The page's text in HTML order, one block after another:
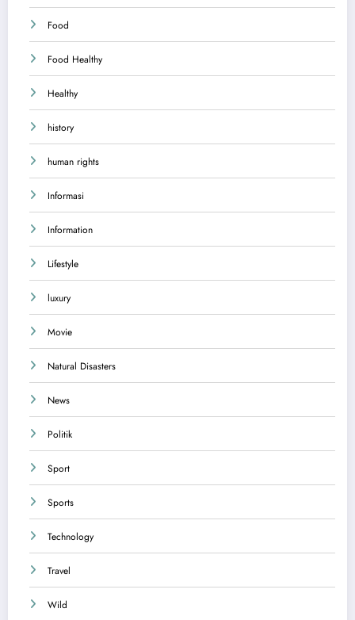
Food
Food Healthy
Healthy
history
human rights
Informasi
Information
Lifestyle
luxury
Movie
Natural Disasters
News
Politik
Sport
Sports
Technology
Travel
Wild